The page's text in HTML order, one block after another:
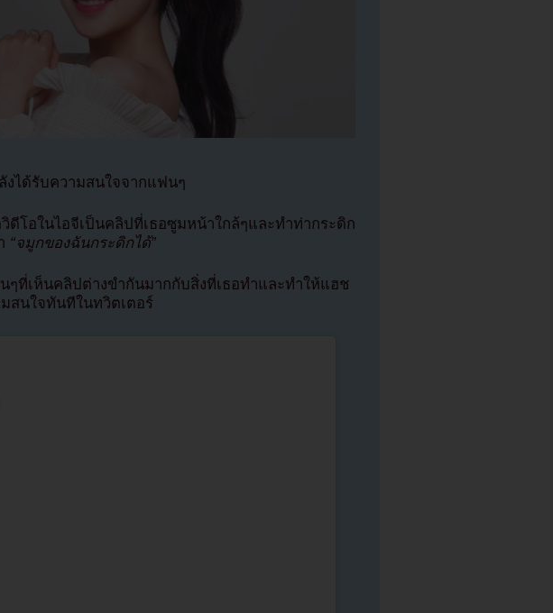
งได้รับความสนใจจากแฟนๆ
ดีโอในไอจีเป็นคลิปที่เธอซูมหน้าใกล้ๆและทำท่ากระดิก
“จมูกของฉันกระดิกได้”
ๆที่เห็นคลิปต่างขำกันมากกับสิ่งที่เธอทำและทำให้แฮช
สนใจทันทีในทวิตเตอร์